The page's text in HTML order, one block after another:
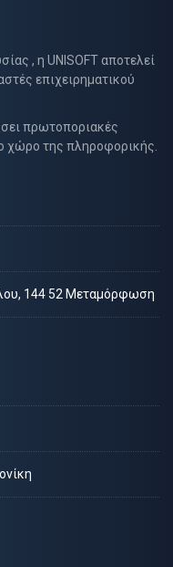
, η UNISOFT αποτελεί
επιχειρηματικού
πρωτοποριακές
χώρο της πληροφορικής.
144 52 Μεταμόρφωση